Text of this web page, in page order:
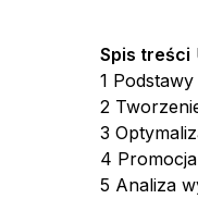
Spis treści
1
2
3
4
5 Analiza